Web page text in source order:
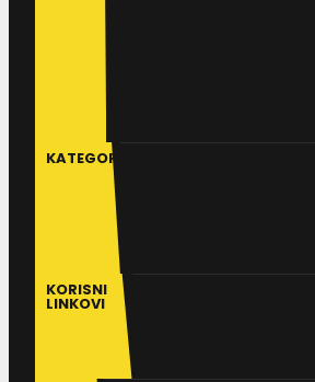
KATEGORIJE
KORISNI
LINKOVI